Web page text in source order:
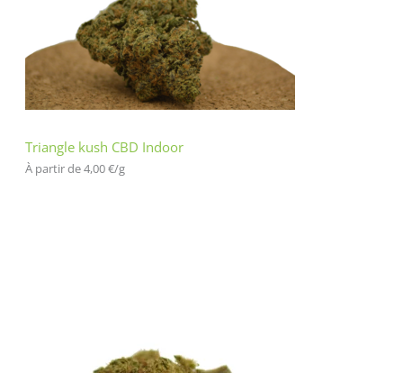
Triangle kush CBD Indoor
À partir de 4,00€/g